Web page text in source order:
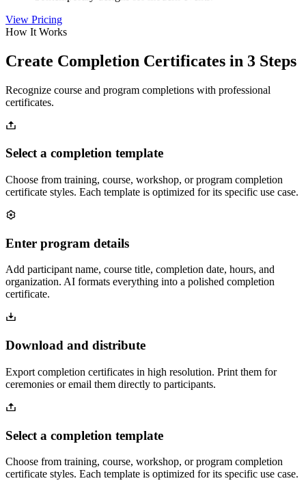
View Pricing
How It Works
Create Completion Certificates in 3 Steps
Recognize course and program completions with professional
certificates.
Select a completion template
Choose from training, course, workshop, or program completion
certificate styles. Each template is optimized for its specific use case.
Enter program details
Add participant name, course title, completion date, hours, and
organization. AI formats everything into a polished completion
certificate.
Download and distribute
Export completion certificates in high resolution. Print them for
ceremonies or email them directly to participants.
Select a completion template
Choose from training, course, workshop, or program completion
certificate styles. Each template is optimized for its specific use case.